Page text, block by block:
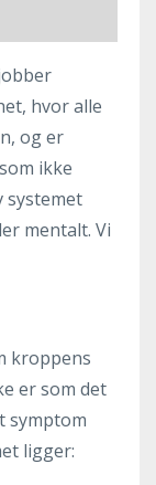
hvor alle
og er
ikke
systemet
mentalt. Vi
kroppens
er som det
symptom
ligger: